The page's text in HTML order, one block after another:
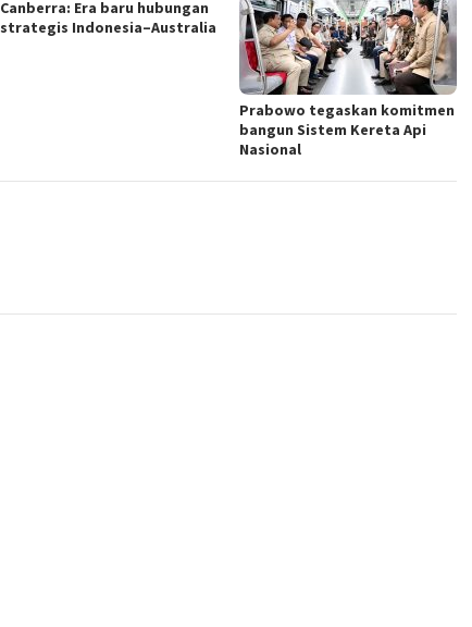
Canberra: Era baru hubungan
strategis Indonesia–Australia
Prabowo tegaskan komitmen
bangun Sistem Kereta Api
Nasional